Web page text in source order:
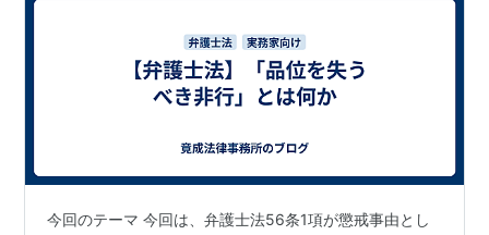
今回のテーマ 今回は、弁護士法56条1項が懲戒事由とし